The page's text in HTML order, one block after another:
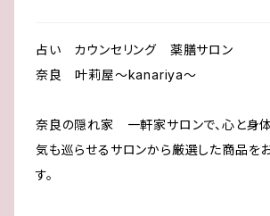
占い カウンセリング 薬膳サロン
奈良 叶莉屋～kanariya～
奈良の隠れ家 一軒家サロンで、心と身
気も巡らせるサロンから厳選した商品を
す。